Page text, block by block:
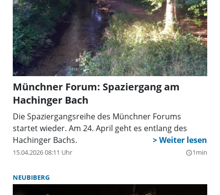
Münchner Forum: Spaziergang am
Hachinger Bach
Die Spaziergangsreihe des Münchner Forums
startet wieder. Am 24. April geht es entlang des
Hachinger Bachs.
15.04.2026 08:11 Uhr query_builder1min
NEUBIBERG